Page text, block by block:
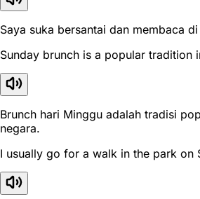
Saya suka bersantai dan membaca
Sunday brunch is a popular tradition
Brunch hari Minggu adalah tradisi
negara.
I usually go for a walk in the park on